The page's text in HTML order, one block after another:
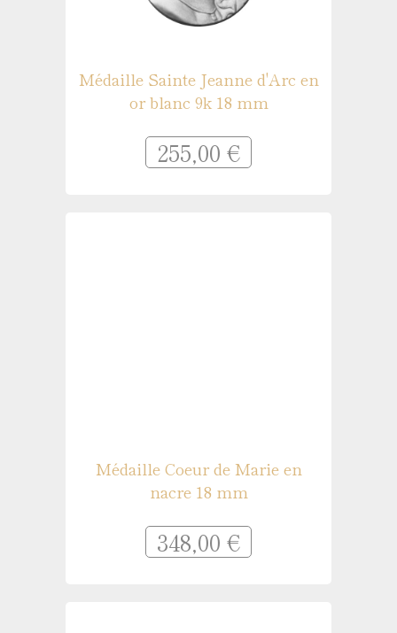
Médaille Sainte Jeanne d'Arc en
or blanc 9k 18 mm
255,00 €
Médaille Coeur de Marie en
nacre 18 mm
348,00 €